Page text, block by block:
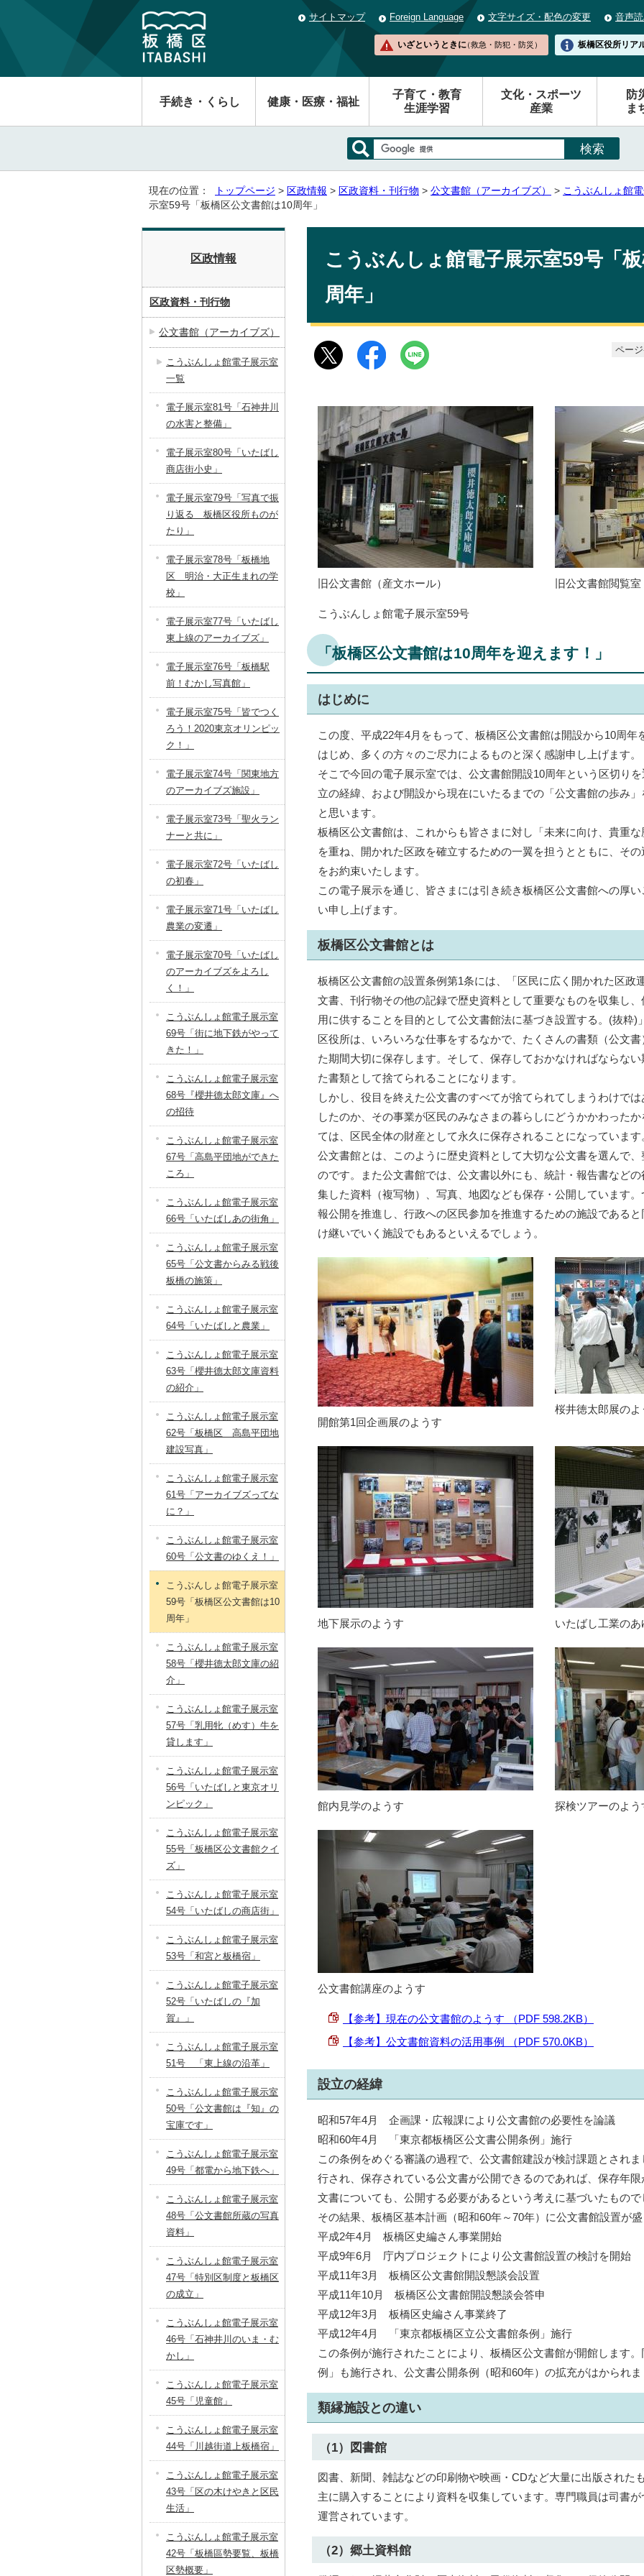
サイトマップ Foreign Language 文字サイズ・配色の変更 音声
いざというときに（救急・防犯・防災） 板橋区役所リア
手続き・くらし 健康・医療・福祉
子育て・教育
生涯学習
文化・スポーツ
産業
防
ま
現在の位置： トップページ > 区政情報 > 区政資料・刊行物 > 公文書館（アーカイブズ） > こうぶんしょ館
示室59号「板橋区公文書館は10周年」
こうぶんしょ館電子展示室59号「
周年」
ペー
旧公文書館（産文ホール） 旧公文書館閲覧室
こうぶんしょ館電子展示室59号
「板橋区公文書館は10周年を迎えます！」
はじめに
この度、平成22年4月をもって、板橋区公文書館は開設から10周
はじめ、多くの方々のご尽力によるものと深く感謝申し上げます。
そこで今回の電子展示室では、公文書館開設10周年という区切り
立の経緯、および開設から現在にいたるまでの「公文書館の歩み
と思います。
板橋区公文書館は、これからも皆さまに対し「未来に向け、貴重
を重ね、開かれた区政を確立するための一翼を担うとともに、そ
をお約束いたします。
この電子展示を通じ、皆さまには引き続き板橋区公文書館への厚
い申し上げます。
板橋区公文書館とは
板橋区公文書館の設置条例第1条には、「区民に広く開かれた区政
文書、刊行物その他の記録で歴史資料として重要なものを収集し
用に供することを目的として公文書館法に基づき設置する。(抜粋)
区役所は、いろいろな仕事をするなかで、たくさんの書類（公文
た期間大切に保存します。そして、保存しておかなければならな
た書類として捨てられることになります。
しかし、役目を終えた公文書のすべてが捨てられてしまうわけで
したのか、その事業が区民のみなさまの暮らしにどうかかわった
ては、区民全体の財産として永久に保存されることになっています
公文書館とは、このように歴史資料として大切な公文書を選んで
のです。また公文書館では、公文書以外にも、統計・報告書など
集した資料（複写物）、写真、地図なども保存・公開しています
報公開を推進し、行政への区民参加を推進するための施設である
け継いでいく施設でもあるといえるでしょう。
開館第1回企画展のようす
桜井徳太郎展のよ
地下展示のようす いたばし工業の
館内見学のようす 探検ツアーのよう
公文書館講座のようす
【参考】現在の公文書館のようす （PDF 598.2KB）
【参考】公文書館資料の活用事例 （PDF 570.0KB）
設立の経緯
昭和57年4月 企画課・広報課により公文書館の必要性を論議
昭和60年4月 「東京都板橋区公文書公開条例」施行
この条例をめぐる審議の過程で、公文書館建設が検討課題とされ
行され、保存されている公文書が公開できるのであれば、保存年
文書についても、公開する必要があるという考えに基づいたもので
その結果、板橋区基本計画（昭和60年～70年）に公文書館設置が
平成2年4月 板橋区史編さん事業開始
平成9年6月 庁内プロジェクトにより公文書館設置の検討を開始
平成11年3月 板橋区公文書館開設懇談会設置
平成11年10月 板橋区公文書館開設懇談会答申
平成12年3月 板橋区史編さん事業終了
平成12年4月 「東京都板橋区立公文書館条例」施行
この条例が施行されたことにより、板橋区公文書館が開館します
例」も施行され、公文書公開条例（昭和60年）の拡充がはかられ
類縁施設との違い
（1）図書館
図書、新聞、雑誌などの印刷物や映画・CDなど大量に出版された
主に購入することにより資料を収集しています。専門職員は司書
運営されています。
（2）郷土資料館
区政情報
区政資料・刊行物
公文書館（アーカイブズ）
こうぶんしょ館電子展示室
一覧
電子展示室81号「石神井川
の水害と整備」
電子展示室80号「いたばし
商店街小史」
電子展示室79号「写真で振
り返る 板橋区役所ものが
たり」
電子展示室78号「板橋地
区 明治・大正生まれの学
校」
電子展示室77号「いたばし
東上線のアーカイブズ」
電子展示室76号「板橋駅
前！むかし写真館」
電子展示室75号「皆でつく
ろう！2020東京オリンピッ
ク！」
電子展示室74号「関東地方
のアーカイブズ施設」
電子展示室73号「聖火ラン
ナーと共に」
電子展示室72号「いたばし
の初春」
電子展示室71号「いたばし
農業の変遷」
電子展示室70号「いたばし
のアーカイブズをよろし
く！」
こうぶんしょ館電子展示室
69号「街に地下鉄がやって
きた！」
こうぶんしょ館電子展示室
68号『櫻井德太郎文庫』へ
の招待
こうぶんしょ館電子展示室
67号「高島平団地ができた
ころ」
こうぶんしょ館電子展示室
66号「いたばしあの街角」
こうぶんしょ館電子展示室
65号「公文書からみる戦後
板橋の施策」
こうぶんしょ館電子展示室
64号「いたばしと農業」
こうぶんしょ館電子展示室
63号「櫻井德太郎文庫資料
の紹介」
こうぶんしょ館電子展示室
62号「板橋区 高島平団地
建設写真」
こうぶんしょ館電子展示室
61号「アーカイブズってな
に？」
こうぶんしょ館電子展示室
60号「公文書のゆくえ！」
こうぶんしょ館電子展示室
59号「板橋区公文書館は10
周年」
こうぶんしょ館電子展示室
58号「櫻井德太郎文庫の紹
介」
こうぶんしょ館電子展示室
57号「乳用牝（めす）牛を
貸します」
こうぶんしょ館電子展示室
56号「いたばしと東京オリ
ンピック」
こうぶんしょ館電子展示室
55号「板橋区公文書館クイ
ズ」
こうぶんしょ館電子展示室
54号「いたばしの商店街」
こうぶんしょ館電子展示室
53号「和宮と板橋宿」
こうぶんしょ館電子展示室
52号「いたばしの『加
賀』」
こうぶんしょ館電子展示室
51号 「東上線の沿革」
こうぶんしょ館電子展示室
50号「公文書館は『知』の
宝庫です」
こうぶんしょ館電子展示室
49号「都電から地下鉄へ」
こうぶんしょ館電子展示室
48号「公文書館所蔵の写真
資料」
こうぶんしょ館電子展示室
47号「特別区制度と板橋区
の成立」
こうぶんしょ館電子展示室
46号「石神井川のいま・む
かし」
こうぶんしょ館電子展示室
45号「児童館」
こうぶんしょ館電子展示室
44号「川越街道上板橋宿」
こうぶんしょ館電子展示室
43号「区の木けやきと区民
生活」
こうぶんしょ館電子展示室
42号「板橋區勢要覧、板橋
区勢概要」